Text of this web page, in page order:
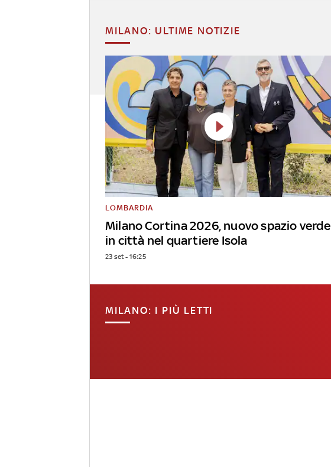
MILANO: ULTIME NOTIZIE
Milano Cortina 2026, nuovo spazio verde
in città nel quartiere Isola
LOMBARDIA
23 set - 16:25
MILANO: I PIÙ LETTI